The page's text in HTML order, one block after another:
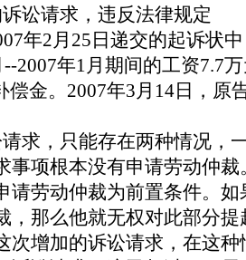
讼请求，违反法律规定
年2月 25 日 递交的起诉状
--2007年1月期间的工资7.7
金。 2007年3月 14日 ，原
求，只能存在两种情况，
事项根本没有申请劳动仲
请劳动仲裁为前置条件。
，那么他就无权对此部分
次增加的诉讼请求，在这